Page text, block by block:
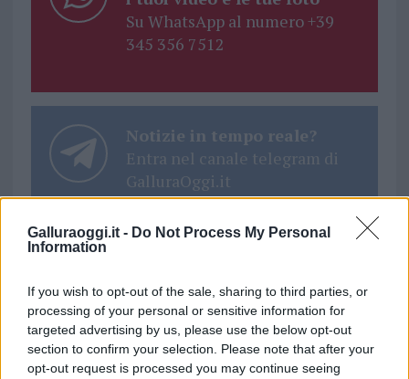
Galluraoggi.it - Do Not Process My Personal
Information
If you wish to opt-out of the sale, sharing to third parties, or
processing of your personal or sensitive information for
targeted advertising by us, please use the below opt-out
section to confirm your selection. Please note that after your
opt-out request is processed you may continue seeing
Su WhatsApp al numero +39
345 356 7512
Notizie in tempo reale?
Entra nel canale telegram di
GalluraOggi.it
Ricevi le nostre ultime news
da Google News